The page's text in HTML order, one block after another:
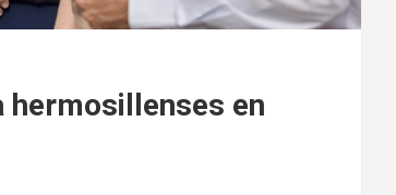
hermosillenses en